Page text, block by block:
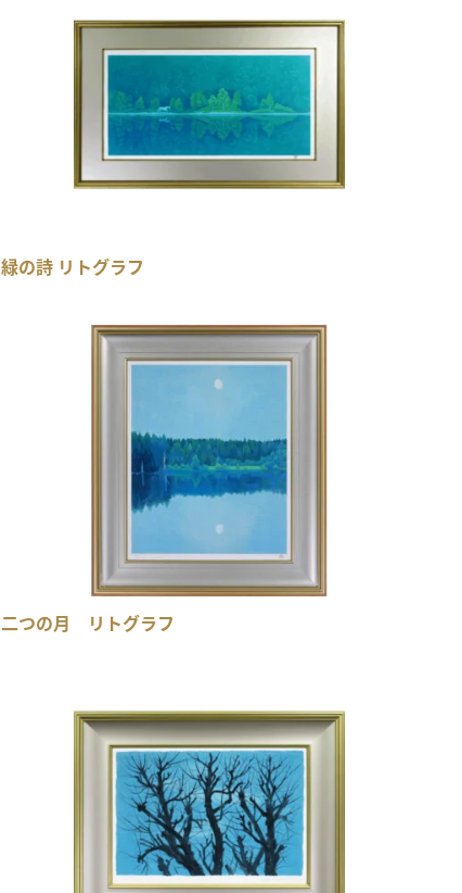
緑の詩 リトグラフ
二つの月 リトグラフ